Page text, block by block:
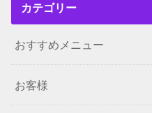
カテゴリー
おすすめメニュー
お客様